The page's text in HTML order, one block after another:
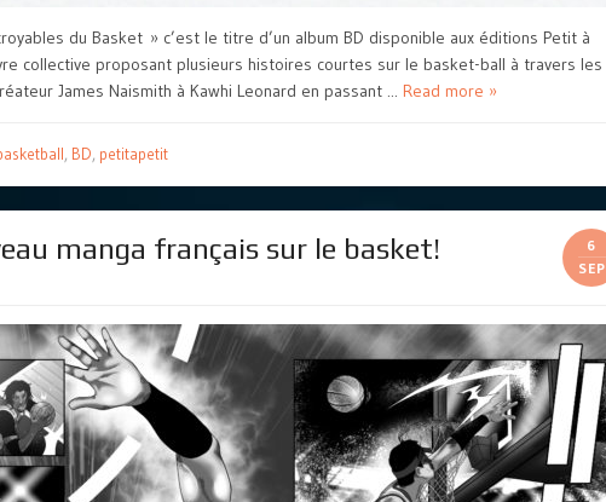
du Basket » c’est le titre d’un album BD disponible aux éditions Petit à
collective proposant plusieurs histoires courtes sur le basket-ball à travers les
James Naismith à Kawhi Leonard en passant ... Read more »
, BD, petitapetit
manga français sur le basket!
6
SEP